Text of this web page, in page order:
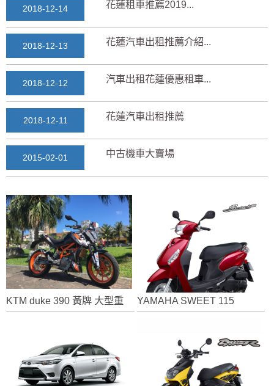
2018-12-14 花蓮租車推薦2019...
2018-12-13 花蓮汽車出租推薦介紹...
2018-12-12 汽車出租花蓮優惠租車...
2018-12-11 花蓮汽車出租推薦
2015-02-01 中古機車大賣場
2018-03-16
2018-03-15 七星潭風景區美景介紹...
2018-03-13 三日遊景點行程規劃景...
2018-03-12 花蓮自由行自助行程
2025-11-17 通水管後排水變快？背...
2018-12-14 花蓮租車推薦2019...
YAMAHA SWEET 115